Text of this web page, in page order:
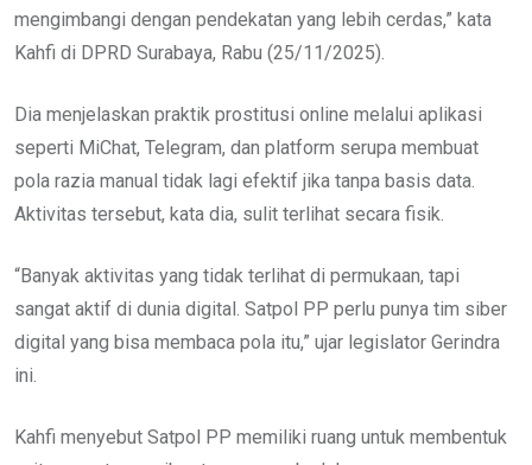
mengimbangi dengan pendekatan yang lebih cerdas,” kata
Kahfi di DPRD Surabaya, Rabu (25/11/2025).
Dia menjelaskan praktik prostitusi online melalui aplikasi
seperti MiChat, Telegram, dan platform serupa membuat
pola razia manual tidak lagi efektif jika tanpa basis data.
Aktivitas tersebut, kata dia, sulit terlihat secara fisik.
“Banyak aktivitas yang tidak terlihat di permukaan, tapi
sangat aktif di dunia digital. Satpol PP perlu punya tim siber
digital yang bisa membaca pola itu,” ujar legislator Gerindra
ini.
Kahfi menyebut Satpol PP memiliki ruang untuk membentuk